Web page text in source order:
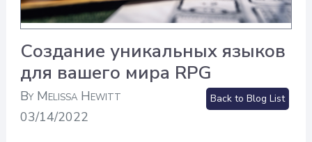
Создание уникальных языков
для вашего мира RPG
By Melissa Hewitt
03/14/2022
Back to Blog List